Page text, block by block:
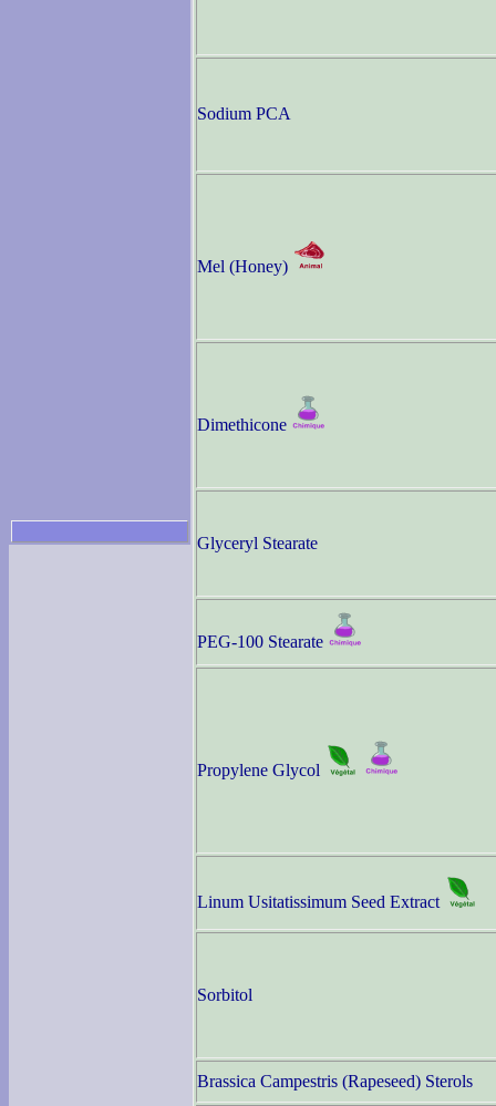
Sodium PCA
Mel (Honey)
Dimethicone
Glyceryl Stearate
PEG-100 Stearate
Propylene Glycol
Linum Usitatissimum Seed Extract
Sorbitol
Brassica Campestris (Rapeseed) Sterols